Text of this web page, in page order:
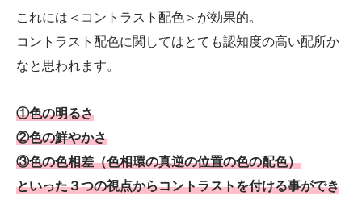
これには＜コントラスト配色＞が効果的。
コントラスト配色に関してはとても認知度の高い配所か
なと思われます。
①色の明るさ
②色の鮮やかさ
③色の色相差（色相環の真逆の位置の色の配色）
といった３つの視点からコントラストを付ける事ができ